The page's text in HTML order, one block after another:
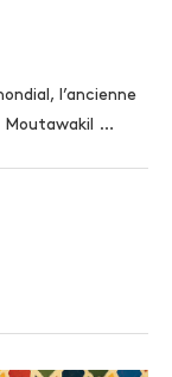
l’ancienne
Moutawakil …